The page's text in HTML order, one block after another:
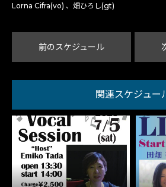
Lorna Cifra(vo) 、畑ひろし(gt)
前のスケジュール
関連スケジュー